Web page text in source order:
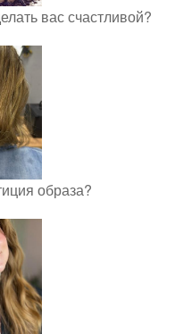
вас счастливой?
образа?